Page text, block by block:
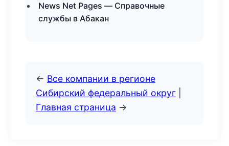
News Net Pages — Справочные
службы в Абакан
← Все компании в регионе
Сибирский федеральный округ
Главная страница →